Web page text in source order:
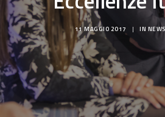
LAVORA CON NOI
NEWS
SEARCH
11 MAGGIO 2017 | IN NEWS